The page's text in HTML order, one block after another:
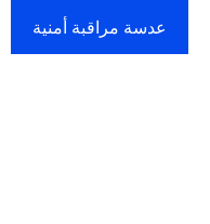
عدسة مراقبة أمنية